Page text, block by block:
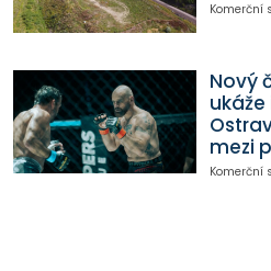
Komerční
Nový
mezi
Komerční